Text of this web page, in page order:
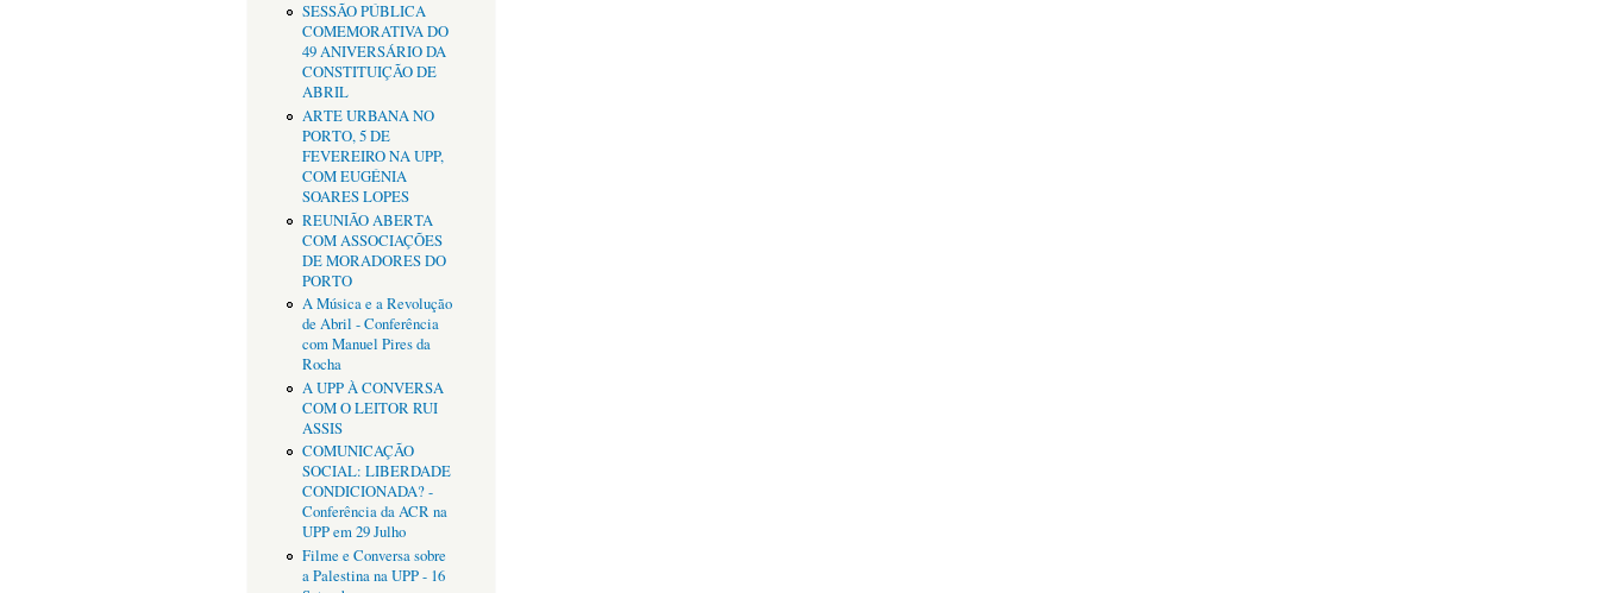
SESSÃO PÚBLICA
COMEMORATIVA DO
49 ANIVERSÁRIO DA
CONSTITUIÇÃO DE
ABRIL
ARTE URBANA NO
PORTO, 5 DE
FEVEREIRO NA UPP,
COM EUGÉNIA
SOARES LOPES
REUNIÃO ABERTA
COM ASSOCIAÇÕES
DE MORADORES DO
PORTO
A Música e a Revolução
de Abril - Conferência
com Manuel Pires da
Rocha
A UPP À CONVERSA
COM O LEITOR RUI
ASSIS
COMUNICAÇÃO
SOCIAL: LIBERDADE
CONDICIONADA? -
Conferência da ACR na
UPP em 29 Julho
Filme e Conversa sobre
a Palestina na UPP - 16